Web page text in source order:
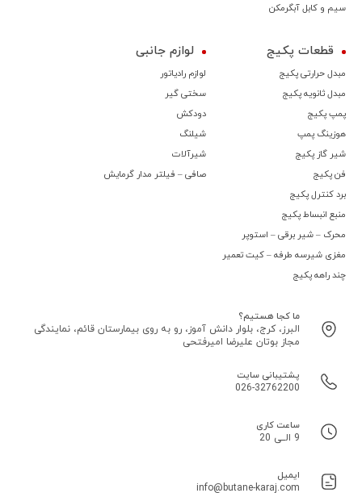
سیم و کابل آبگرمکن
قطعات پکیج
مبدل حرارتی پکیج
مبدل ثانویه پکیج
پمپ پکیج
هوزینگ پمپ
شیر گاز پکیج
فن پکیج
برد کنترل پکیج
منبع انبساط پکیج
محرک – شیر برقی – استوپر
مغزی شیرسه طرفه – کیت تعمیر
چند راهه پکیج
لوازم جانبی
لوازم رادیاتور
سختی گیر
دودکش
شیلنگ
شیرآلات
صافی – فیلتر مدار گرمایش
ما کجا هستیم؟
البرز، کرج، بلوار دانش آموز، رو به روی بیمارستان قائم، نمایندگی
مجاز بوتان علیرضا امیرفتحی
پشتیبانی سایت
026-32762200
ساعت کاری
9 الــی 20
ایمیل
info@butane-karaj.com